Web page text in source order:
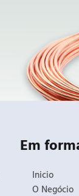
Em
Inicio
O Negócio